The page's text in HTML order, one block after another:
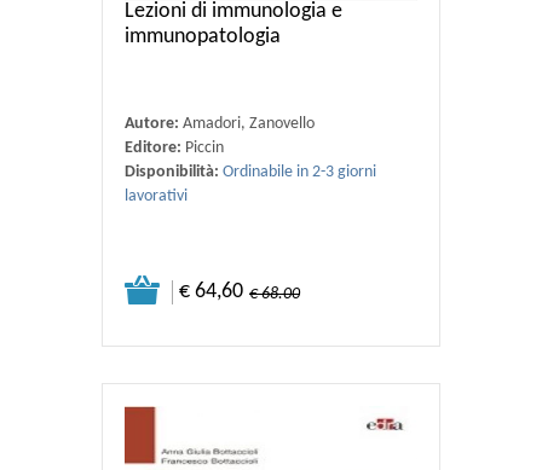
Lezioni di immunologia e
immunopatologia
Autore: Amadori, Zanovello
Editore: Piccin
Disponibilità: Ordinabile in 2-3 giorni
lavorativi
€ 64,60 € 68.00